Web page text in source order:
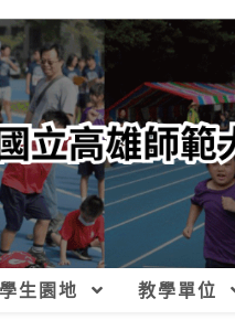
學生園地 教學單位